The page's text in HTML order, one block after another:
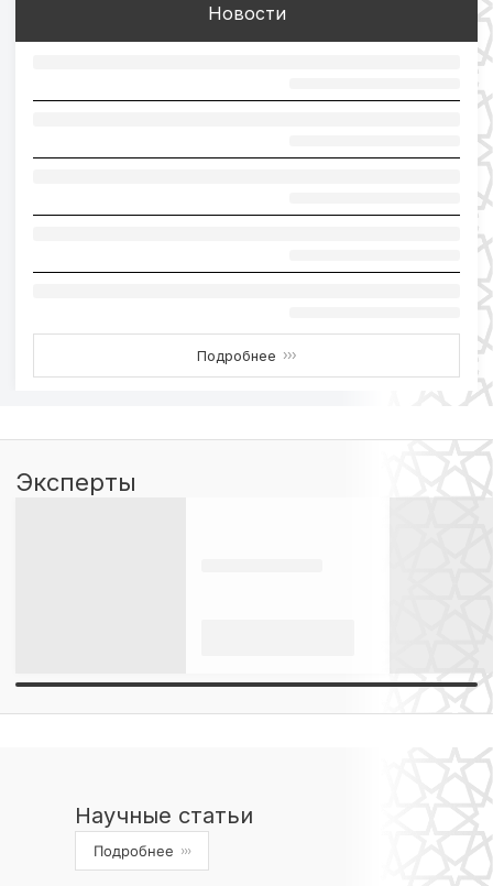
Новости
Подробнее ›››
Эксперты
Научные статьи
Подробнее ›››